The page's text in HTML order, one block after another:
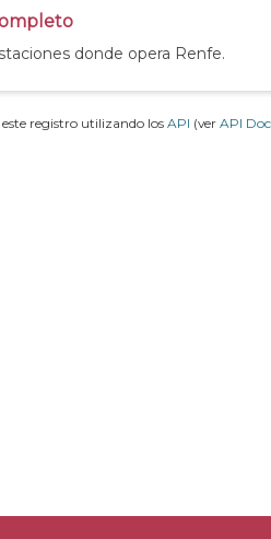
donde opera Renfe.
registro utilizando losAPI (ver API